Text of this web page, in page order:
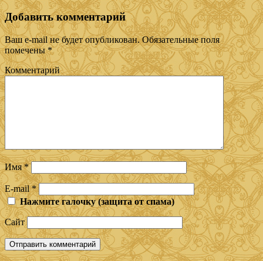
Добавить комментарий
Ваш e-mail не будет опубликован.Обязательные поля
помечены*
Комментарий
Имя*
E-mail*
Нажмите галочку (защита от спама)
Сайт